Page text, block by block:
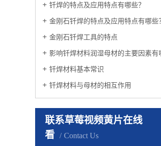
钎焊的特点及应用特点有哪些？
金刚石钎焊的特点及应用特点有哪些
金刚石钎焊工具的特点
影响钎焊材料润湿母材的主要因素有哪些
钎焊材料基本常识
钎焊材料与母材的相互作用
联系草莓视频黄片在线
看
Contact Us